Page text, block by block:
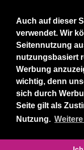
Auch auf dieser
verwendet. Wir
Seitennutzung
nutzungsbasiert
Werbung
wichtig, denn
sich durch
Seite gilt als
Nutzung.
Nehmen Sie